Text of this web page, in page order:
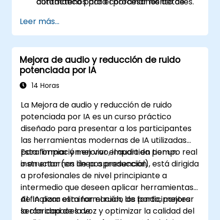
entornos empresariales o integrados.
Leer más...
Mejora de audio y reducción de ruido
potenciada por IA
14 Horas
La Mejora de audio y reducción de ruido
potenciada por IA es un curso práctico
diseñado para presentar a los participantes
las herramientas modernas de IA utilizadas
para limpiar y mejorar el audio en tiempo real
o en entornos de posproducción.
Esta formación en vivo, impartida por un
instructor (en línea o presencial), está dirigida
a profesionales de nivel principiante a
intermedio que deseen aplicar herramientas
de IA para eliminar el ruido de fondo, mejorar
la claridad de la voz y optimizar la calidad del
Al finalizar esta formación, los participantes
serán capaces de: